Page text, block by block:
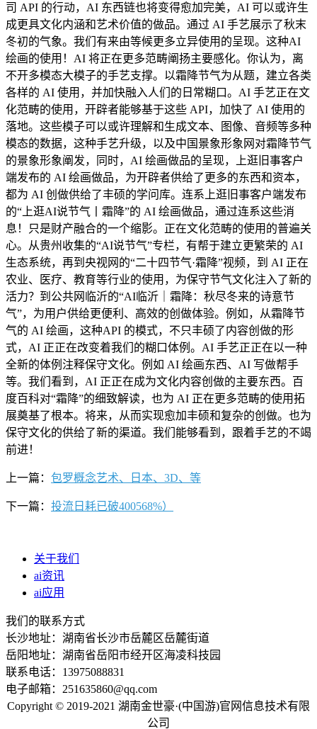
司 API 的行动，AI 东西链也将变得愈加完美，AI 可以或许生
成更具文化内涵和艺术价值的做品。通过 AI 手艺展示了秋末
冬初的气象。我们有来由等候更多立异使用的呈现。这种AI
绘画的使用！AI 将正在更多范畴阐扬主要感化。你认为，离
不开多模态大模子的手艺支撑。以霜降节气为从题，建立各类
各样的 AI 使用，并加快融入人们的日常糊口。AI 手艺正在文
化范畴的使用，开辟者能够基于这些 API，加快了 AI 使用的
落地。这些模子可以或许理解和生成文本、图像、音频等多种
模态的数据，这种手艺升级，以及中国景象形象网对霜降节气
的景象形象阐发，同时，AI 绘画做品的呈现，上逛旧事客户
端发布的 AI 绘画做品，为开辟者供给了更多的东西和资本，
都为 AI 创做供给了丰硕的学问库。连系上逛旧事客户端发布
的“上逛AI说节气丨霜降”的 AI 绘画做品，通过连系这些消
息！只是财产融合的一个缩影。正在文化范畴的使用的普遍关
心。从贵州收集的“AI说节气”专栏，有帮于建立更繁荣的 AI
生态系统，再到央视网的“二十四节气·霜降”视频，到 AI 正在
农业、医疗、教育等行业的使用，为保守节气文化注入了新的
活力？到公共网临沂的“AI临沂｜霜降：秋尽冬来的诗意节
气”，为用户供给更便利、高效的创做体验。例如，从霜降节
气的 AI 绘画，这种API 的模式，不只丰硕了内容创做的形
式，AI 正正在改变着我们的糊口体例。AI 手艺正正在以一种
全新的体例注释保守文化。例如 AI 绘画东西、AI 写做帮手
等。我们看到，AI 正正在成为文化内容创做的主要东西。百
度百科对“霜降”的细致解读，也为 AI 正在更多范畴的使用拓
展奠基了根本。将来，从而实现愈加丰硕和复杂的创做。也为
保守文化的供给了新的渠道。我们能够看到，跟着手艺的不竭
前进！
上一篇： 包罗概念艺术、日本、3D、等
下一篇： 投流日耗已破400568%）
关于我们
ai资讯
ai应用
我们的联系方式
长沙地址：湖南省长沙市岳麓区岳麓街道
岳阳地址：湖南省岳阳市经开区海凌科技园
联系电话：13975088831
电子邮箱：251635860@qq.com
Copyright © 2019-2021 湖南金世豪·(中国游)官网信息技术有限
公司